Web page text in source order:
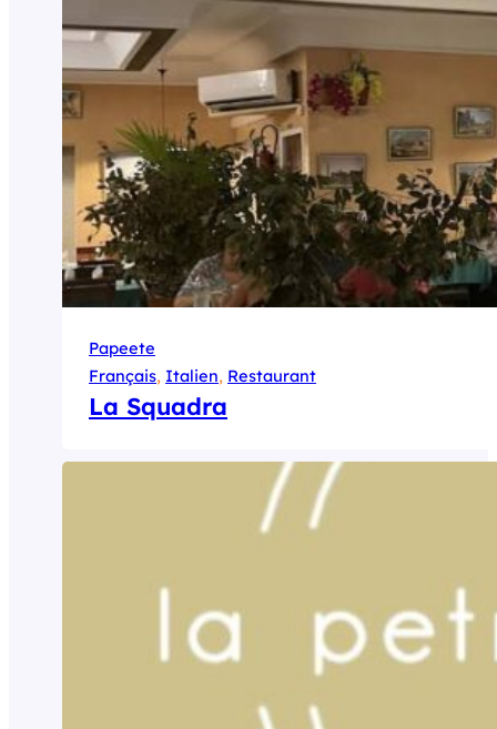
Papeete
Français, Italien, Restaurant
La Squadra